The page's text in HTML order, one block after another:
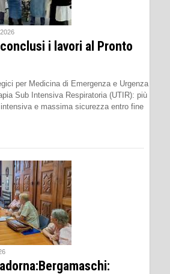
i lavori al Pronto
per Medicina di Emergenza e Urgenza
Sub Intensiva Respiratoria (UTIR): più
e massima sicurezza entro fine